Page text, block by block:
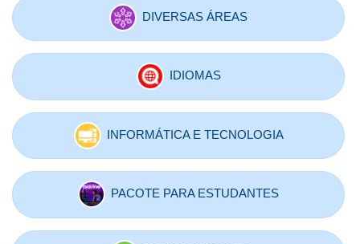
DIVERSAS ÁREAS
IDIOMAS
INFORMÁTICA E TECNOLOGIA
PACOTE PARA ESTUDANTES